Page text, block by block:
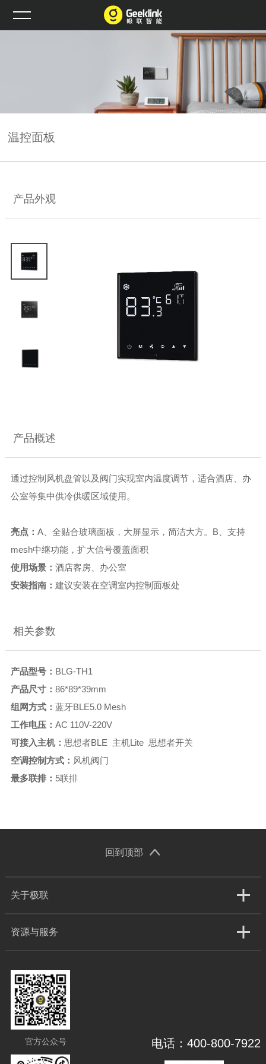
温控面板
产品外观
产品概述
通过控制风机盘管以及阀门实现室内温度调节，适合酒店、办
公室等集中供冷供暖区域使用。
亮点： A、全贴合玻璃面板，大屏显示，简洁大方。B、支持
mesh中继功能，扩大信号覆盖面积
使用场景： 酒店客房、办公室
安装指南： 建议安装在空调室内控制面板处
相关参数
产品型号： BLG-TH1
产品尺寸： 86*89*39mm
组网方式： 蓝牙BLE5.0 Mesh
工作电压： AC 110V-220V
可接入主机： 思想者BLE 主机Lite 思想者开关
空调控制方式： 风机阀门
最多联排： 5联排
回到顶部
关于极联
资源与服务
官方公众号 电话：400-800-7922